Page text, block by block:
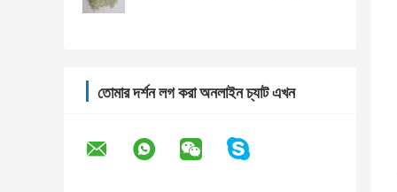
তোমার দর্শন লগ করা অনলাইন চ্যাট এখন